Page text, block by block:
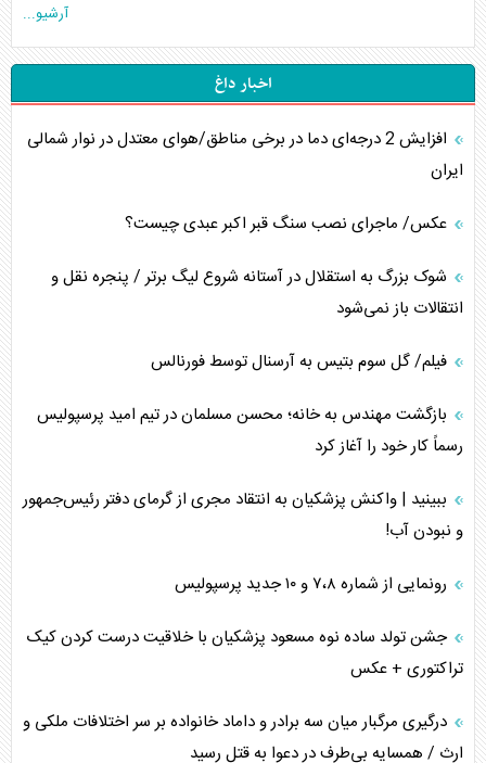
آرشیو...
اخبار داغ
افزایش 2 درجه‌ای دما در برخی مناطق/هوای معتدل در نوار شمالی
ایران
عکس/ ماجرای نصب سنگ قبر اکبر عبدی چیست؟
شوک بزرگ به استقلال در آستانه شروع لیگ برتر / پنجره نقل و
انتقالات باز نمی‌شود
فیلم/ گل سوم بتیس به آرسنال توسط فورنالس
بازگشت مهندس به خانه؛ محسن مسلمان در تیم امید پرسپولیس
رسماً کار خود را آغاز کرد
ببینید | واکنش پزشکیان به انتقاد مجری از گرمای دفتر رئیس‌جمهور
و نبودن آب!
رونمایی از شماره ۷،۸ و ۱۰ جدید پرسپولیس
جشن تولد ساده نوه مسعود پزشکیان با خلاقیت درست کردن کیک
تراکتوری + عکس
درگیری مرگبار میان سه برادر و داماد خانواده بر سر اختلافات ملکی و
ارث / همسایه بی‌طرف در دعوا به قتل رسید